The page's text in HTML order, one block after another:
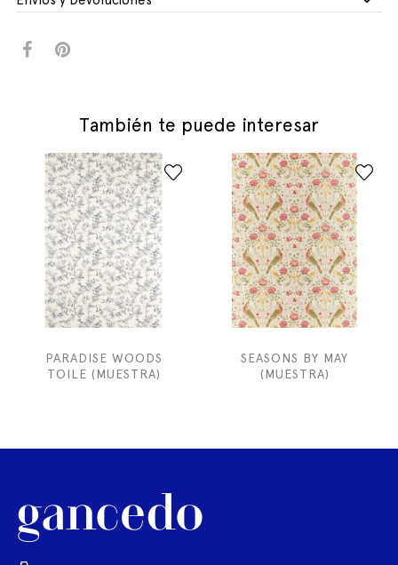
También te puede interesar
PARADISE WOODS
TOILE (MUESTRA)
SEASONS BY MAY
(MUESTRA)